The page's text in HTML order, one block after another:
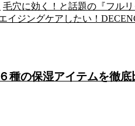
毛穴に効く！と話題の『フル
イジングケアしたい！
種の保湿アイテムを徹底